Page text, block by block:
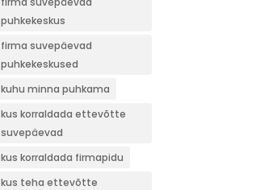
puhkekeskus
firma suvepäevad
puhkekeskused
kuhu minna puhkama
kus korraldada ettevõtte
suvepäevad
kus korraldada firmapidu
kus teha ettevõtte